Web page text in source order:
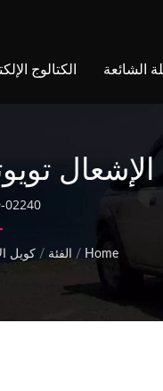
الكتالوج
تويوتا إيكو
AS-506
Home
/ الفئة / كويل